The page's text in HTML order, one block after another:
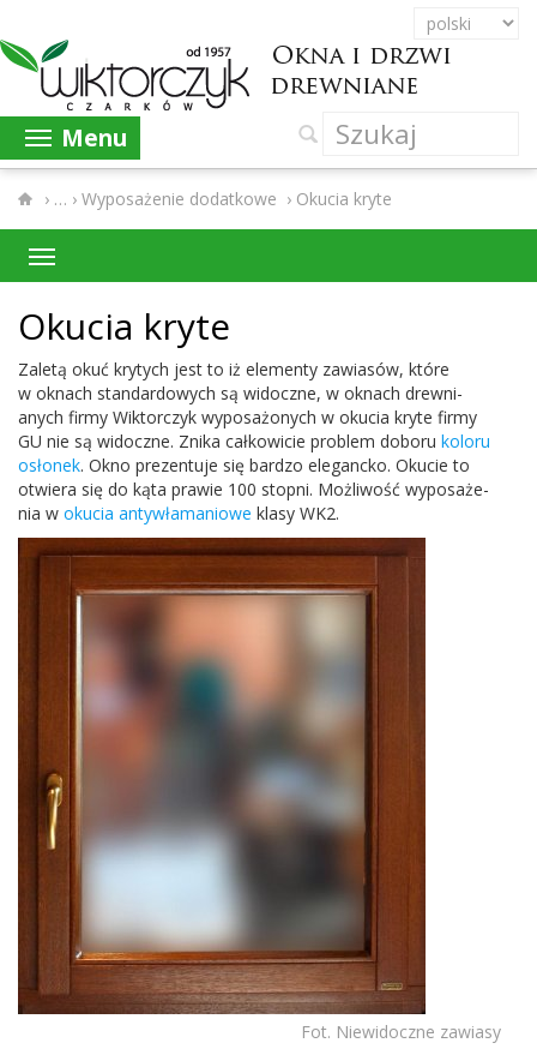
Menu
› Wyposażenie dodatkowe › Okucia kryte
Oku­cia kryte
Zaletą okuć kry­tych jest to iż ele­menty zaw­iasów, które
w oknach stan­dar­d­owych są widoczne, w oknach drew­ni­
anych firmy Wik­tor­czyk wyposażonych w oku­cia kryte firmy
GU nie są widoczne. Znika całkowicie prob­lem doboru koloru
osłonek. Okno prezen­tuje się bardzo ele­gancko. Oku­cie to
otwiera się do kąta prawie 100 stopni. Możli­wość wyposaże­
nia w oku­cia anty­wła­man­iowe klasy WK2.
Fot. Niewidoczne zawiasy